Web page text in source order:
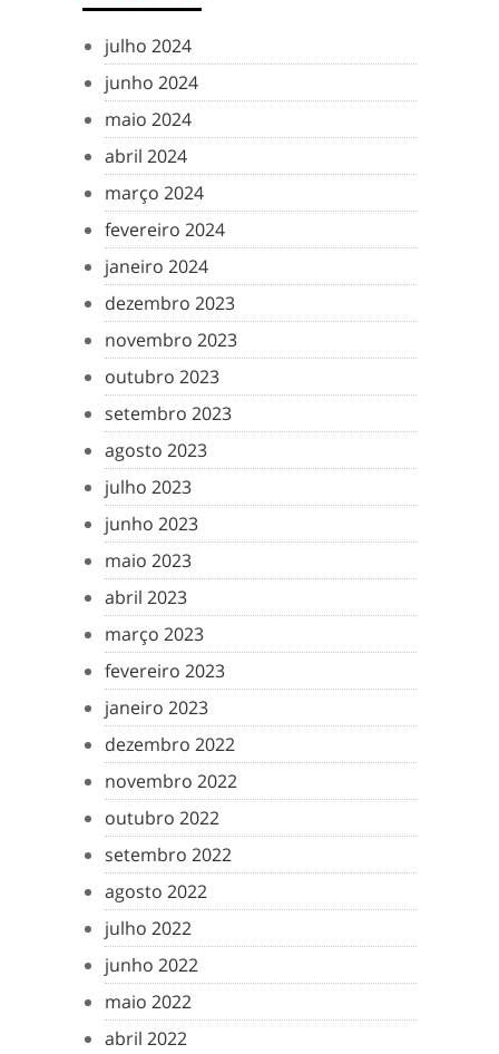
julho 2024
junho 2024
maio 2024
abril 2024
março 2024
fevereiro 2024
janeiro 2024
dezembro 2023
novembro 2023
outubro 2023
setembro 2023
agosto 2023
julho 2023
junho 2023
maio 2023
abril 2023
março 2023
fevereiro 2023
janeiro 2023
dezembro 2022
novembro 2022
outubro 2022
setembro 2022
agosto 2022
julho 2022
junho 2022
maio 2022
abril 2022